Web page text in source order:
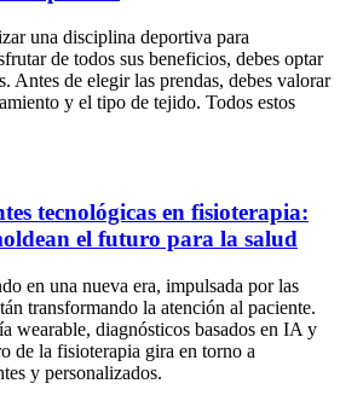
una disciplina deportiva para
de todos sus beneficios, debes optar
Antes de elegir las prendas, debes valorar
y el tipo de tejido. Todos estos
tecnológicas en fisioterapia:
el futuro para la salud
en una nueva era, impulsada por las
transformando la atención al paciente.
wearable, diagnósticos basados en IA y
de la fisioterapia gira en torno a
y personalizados.